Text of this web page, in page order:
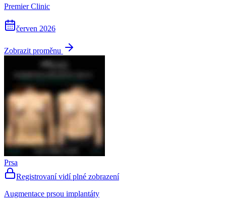
Premier Clinic
červen 2026
Zobrazit proměnu
Prsa
Registrovaní vidí plné zobrazení
Augmentace prsou implantáty